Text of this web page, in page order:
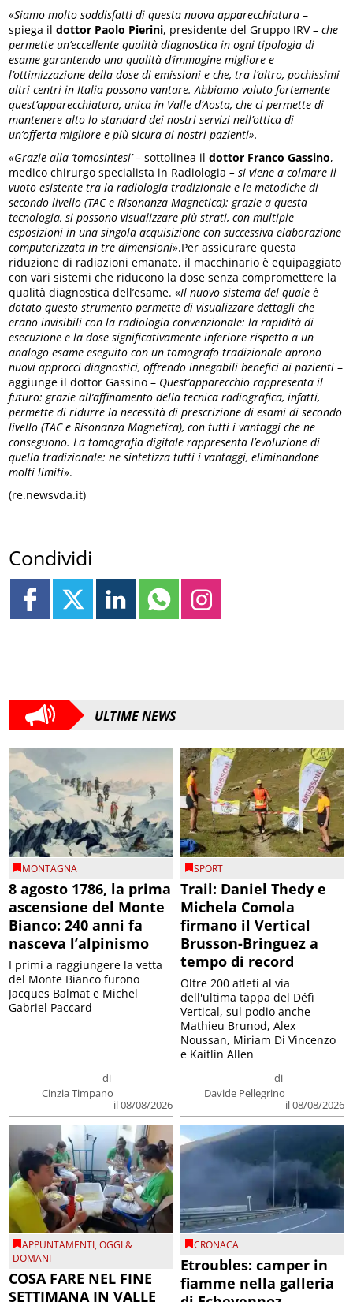
«Siamo molto soddisfatti di questa nuova apparecchiatura–
spiega ildottor Paolo Pierini, presidente del Gruppo IRV – che
permette un’eccellente qualità diagnostica in ogni tipologia di
esame garantendo una qualità d’immagine migliore e
l’ottimizzazione della dose di emissioni e che, tra l’altro, pochissimi
altri centri in Italia possono vantare. Abbiamo voluto fortemente
quest’apparecchiatura, unica in Valle d’Aosta, che ci permette di
mantenere alto lo standard dei nostri servizi nell’ottica di
un’offerta migliore e più sicura ai nostri pazienti».
«Grazie alla ‘tomosintesi’ –sottolinea il dottor Franco Gassino,
medico chirurgo specialista in Radiologia – si viene a colmare il
vuoto esistente tra la radiologia tradizionale e le metodiche di
secondo livello (TAC e Risonanza Magnetica): grazie a questa
tecnologia, si possono visualizzare più strati, con multiple
esposizioni in una singola acquisizione con successiva elaborazione
computerizzata in tre dimensioni».Per assicurare questa
riduzione di radiazioni emanate, il macchinario è equipaggiato
con vari sistemi che riducono la dose senza compromettere la
qualità diagnostica dell’esame. «Il nuovo sistema del quale è
dotato questo strumento permette di visualizzare dettagli che
erano invisibili con la radiologia convenzionale: la rapidità di
esecuzione e la dose significativamente inferiore rispetto a un
analogo esame eseguito con un tomografo tradizionale aprono
nuovi approcci diagnostici, offrendo innegabili benefici ai pazienti –
aggiunge il dottor Gassino – Quest’apparecchio rappresenta il
futuro: grazie all’affinamento della tecnica radiografica, infatti,
permette di ridurre la necessità di prescrizione di esami di secondo
livello (TAC e Risonanza Magnetica), con tutti i vantaggi che ne
conseguono. La tomografia digitale rappresenta l’evoluzione di
quella tradizionale: ne sintetizza tutti i vantaggi, eliminandone
molti limiti».
(re.newsvda.it)
Condividi
ULTIME NEWS
MONTAGNA
8 agosto 1786, la prima
ascensione del Monte
Bianco: 240 anni fa
nasceva l’alpinismo
di
Cinzia Timpano
il 08/08/2026
I primi a raggiungere la vetta
del Monte Bianco furono
Jacques Balmat e Michel
Gabriel Paccard
SPORT
Trail: Daniel Thedy e
Michela Comola
firmano il Vertical
Brusson-Bringuez a
tempo di record
di
Davide Pellegrino
il 08/08/2026
Oltre 200 atleti al via
dell'ultima tappa del Défì
Vertical, sul podio anche
Mathieu Brunod, Alex
Noussan, Miriam Di Vincenzo
e Kaitlin Allen
APPUNTAMENTI,OGGI &
DOMANI
COSA FARE NEL FINE
SETTIMANA IN VALLE
CRONACA
Etroubles: camper in
fiamme nella galleria